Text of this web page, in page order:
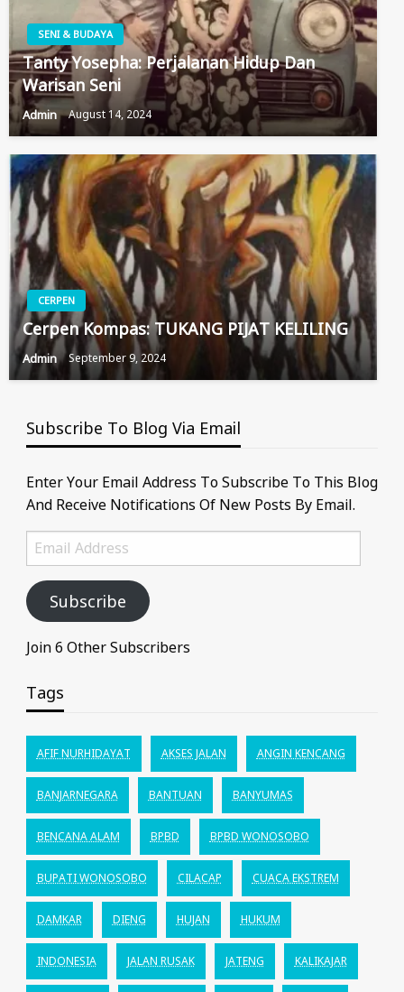
SENI & BUDAYA
Tanty Yosepha: Perjalanan Hidup Dan
Warisan Seni
Admin August 14, 2024
CERPEN
Cerpen Kompas: TUKANG PIJAT KELILING
Admin September 9, 2024
Subscribe To Blog Via Email
Enter Your Email Address To Subscribe To This Blog
And Receive Notifications Of New Posts By Email.
Email
Address
Subscribe
Join 6 Other Subscribers
Tags
AFIF NURHIDAYAT AKSES JALAN ANGIN KENCANG
BANJARNEGARA BANTUAN BANYUMAS
BENCANA ALAM BPBD BPBD WONOSOBO
BUPATI WONOSOBO CILACAP CUACA EKSTREM
DAMKAR DIENG HUJAN HUKUM
INDONESIA JALAN RUSAK JATENG KALIKAJAR